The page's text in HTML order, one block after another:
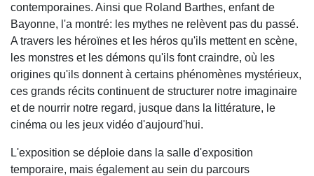
contemporaines. Ainsi que Roland Barthes, enfant de
Bayonne, l'a montré: les mythes ne relèvent pas du passé.
A travers les héroïnes et les héros qu'ils mettent en scène,
les monstres et les démons qu'ils font craindre, où les
origines qu'ils donnent à certains phénomènes mystérieux,
ces grands récits continuent de structurer notre imaginaire
et de nourrir notre regard, jusque dans la littérature, le
cinéma ou les jeux vidéo d'aujourd'hui.
L'exposition se déploie dans la salle d'exposition
temporaire, mais également au sein du parcours